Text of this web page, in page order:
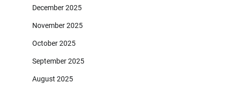
December 2025
November 2025
October 2025
September 2025
August 2025